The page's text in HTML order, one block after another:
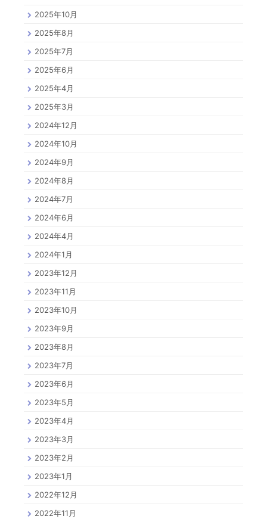
2025年10月
2025年8月
2025年7月
2025年6月
2025年4月
2025年3月
2024年12月
2024年10月
2024年9月
2024年8月
2024年7月
2024年6月
2024年4月
2024年1月
2023年12月
2023年11月
2023年10月
2023年9月
2023年8月
2023年7月
2023年6月
2023年5月
2023年4月
2023年3月
2023年2月
2023年1月
2022年12月
2022年11月